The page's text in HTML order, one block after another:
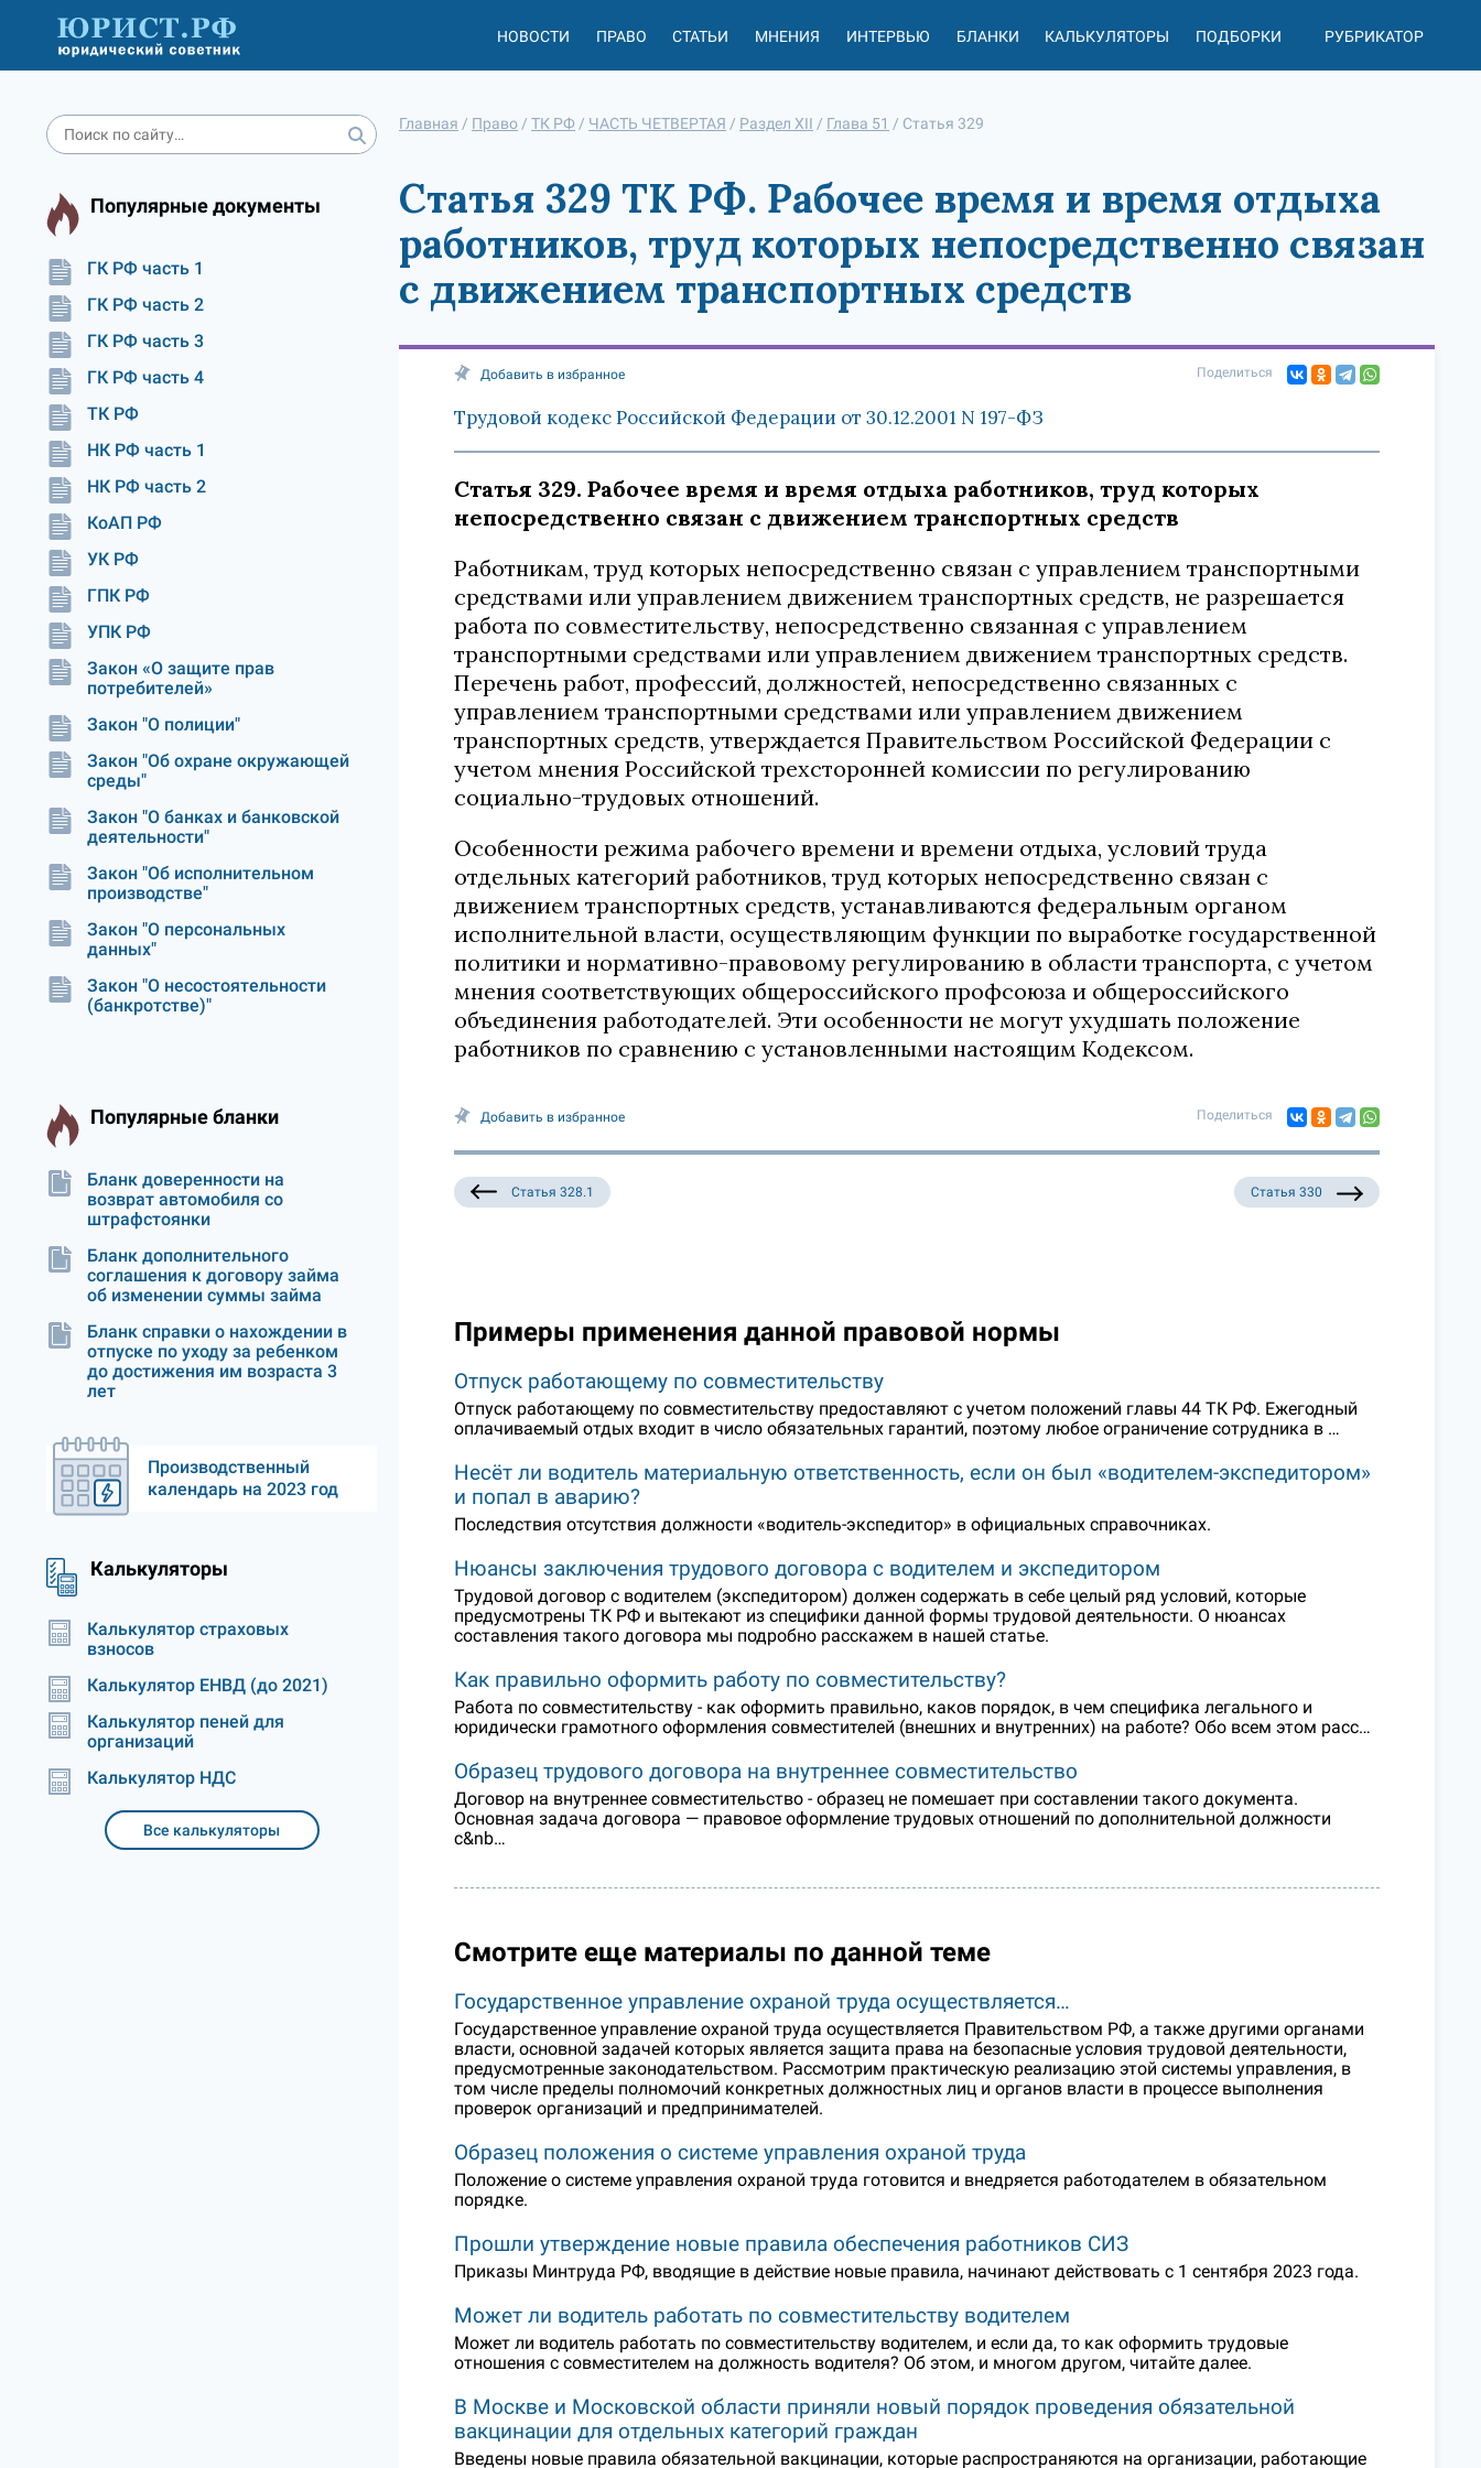
НОВОСТИ ПРАВО СТАТЬИ МНЕНИЯ ИНТЕРВЬЮ БЛАНКИ КАЛЬКУЛЯТОРЫ ПОДБОРКИ РУБРИКАТОР
Популярные документы
ГК РФ часть 1
ГК РФ часть 2
ГК РФ часть 3
ГК РФ часть 4
ТК РФ
НК РФ часть 1
НК РФ часть 2
КоАП РФ
УК РФ
ГПК РФ
УПК РФ
Закон «О защите прав
потребителей»
Закон "О полиции"
Закон "Об охране окружающей
среды"
Закон "О банках и банковской
деятельности"
Закон "Об исполнительном
производстве"
Закон "О персональных
данных"
Закон "О несостоятельности
(банкротстве)"
Популярные бланки
Бланк доверенности на
возврат автомобиля со
штрафстоянки
Бланк дополнительного
соглашения к договору займа
об изменении суммы займа
Бланк справки о нахождении в
отпуске по уходу за ребенком
до достижения им возраста 3
лет
Производственный
календарь на 2023 год
Калькуляторы
Калькулятор страховых
взносов
Калькулятор ЕНВД (до 2021)
Калькулятор пеней для
организаций
Калькулятор НДС
Все калькуляторы
Главная / Право / ТК РФ / ЧАСТЬ ЧЕТВЕРТАЯ / Раздел XII / Глава 51 / Статья 329
Статья 329 ТК РФ. Рабочее время и время отдыха
работников, труд которых непосредственно связан
с движением транспортных средств
Добавить в избранное Поделиться
Трудовой кодекс Российской Федерации от 30.12.2001 N 197-ФЗ
Статья 329. Рабочее время и время отдыха работников, труд которых
непосредственно связан с движением транспортных средств
Работникам, труд которых непосредственно связан с управлением транспортными
средствами или управлением движением транспортных средств, не разрешается
работа по совместительству, непосредственно связанная с управлением
транспортными средствами или управлением движением транспортных средств.
Перечень работ, профессий, должностей, непосредственно связанных с
управлением транспортными средствами или управлением движением
транспортных средств, утверждается Правительством Российской Федерации с
учетом мнения Российской трехсторонней комиссии по регулированию
социально-трудовых отношений.
Особенности режима рабочего времени и времени отдыха, условий труда
отдельных категорий работников, труд которых непосредственно связан с
движением транспортных средств, устанавливаются федеральным органом
исполнительной власти, осуществляющим функции по выработке государственной
политики и нормативно-правовому регулированию в области транспорта, с учетом
мнения соответствующих общероссийского профсоюза и общероссийского
объединения работодателей. Эти особенности не могут ухудшать положение
работников по сравнению с установленными настоящим Кодексом.
Добавить в избранное Поделиться
Статья 328.1 Статья 330
Примеры применения данной правовой нормы
Отпуск работающему по совместительству
Отпуск работающему по совместительству предоставляют с учетом положений главы 44 ТК РФ. Ежегодный
оплачиваемый отдых входит в число обязательных гарантий, поэтому любое ограничение сотрудника в …
Несёт ли водитель материальную ответственность, если он был «водителем-экспедитором»
и попал в аварию?
Последствия отсутствия должности «водитель-экспедитор» в официальных справочниках.
Нюансы заключения трудового договора с водителем и экспедитором
Трудовой договор с водителем (экспедитором) должен содержать в себе целый ряд условий, которые
предусмотрены ТК РФ и вытекают из специфики данной формы трудовой деятельности. О нюансах
составления такого договора мы подробно расскажем в нашей статье.
Как правильно оформить работу по совместительству?
Работа по совместительству - как оформить правильно, каков порядок, в чем специфика легального и
юридически грамотного оформления совместителей (внешних и внутренних) на работе? Обо всем этом расс…
Образец трудового договора на внутреннее совместительство
Договор на внутреннее совместительство - образец не помешает при составлении такого документа.
Основная задача договора — правовое оформление трудовых отношений по дополнительной должности
с&nb…
Смотрите еще материалы по данной теме
Государственное управление охраной труда осуществляется…
Государственное управление охраной труда осуществляется Правительством РФ, а также другими органами
власти, основной задачей которых является защита права на безопасные условия трудовой деятельности,
предусмотренные законодательством. Рассмотрим практическую реализацию этой системы управления, в
том числе пределы полномочий конкретных должностных лиц и органов власти в процессе выполнения
проверок организаций и предпринимателей.
Образец положения о системе управления охраной труда
Положение о системе управления охраной труда готовится и внедряется работодателем в обязательном
порядке.
Прошли утверждение новые правила обеспечения работников СИЗ
Приказы Минтруда РФ, вводящие в действие новые правила, начинают действовать с 1 сентября 2023 года.
Может ли водитель работать по совместительству водителем
Может ли водитель работать по совместительству водителем, и если да, то как оформить трудовые
отношения с совместителем на должность водителя? Об этом, и многом другом, читайте далее.
В Москве и Московской области приняли новый порядок проведения обязательной
вакцинации для отдельных категорий граждан
Введены новые правила обязательной вакцинации, которые распространяются на организации, работающие